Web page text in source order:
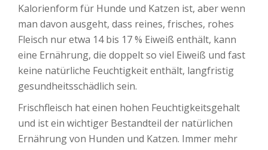
Kalorienform für Hunde und Katzen ist, aber wenn
man davon ausgeht, dass reines, frisches, rohes
Fleisch nur etwa 14 bis 17 % Eiweiß enthält, kann
eine Ernährung, die doppelt so viel Eiweiß und fast
keine natürliche Feuchtigkeit enthält, langfristig
gesundheitsschädlich sein.
Frischfleisch hat einen hohen Feuchtigkeitsgehalt
und ist ein wichtiger Bestandteil der natürlichen
Ernährung von Hunden und Katzen. Immer mehr